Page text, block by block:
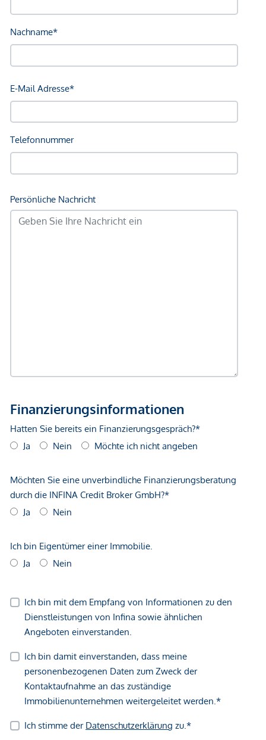
*Der Vertrag kommt nicht mit der INFINA Credit Broker
Immobilienunternehmen angeboten. Allfällige aus dem
Vertragsabschluss resultierende Rechte sind ausschließlich
gegenüber dem anbietenden Immobilienunternehmen
unverbindliche Vorabinformationen sind und daher ohne
Gewähr erfolgen. Der Vermittler ist als Doppelmakler tätig.